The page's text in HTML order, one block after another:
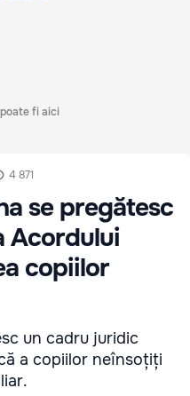
fi aici
4 871
se pregătesc
Acordului
copiilor
un cadru juridic
a copiilor neînsoțiți